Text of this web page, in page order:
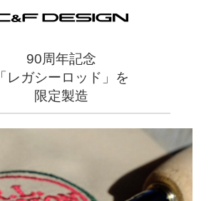
90周年記念
「レガシーロッド」を
限定製造